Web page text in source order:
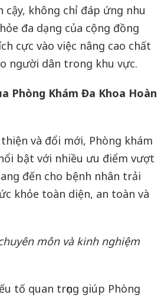
cậy, không chỉ đáp ứng nhu
đa dạng của cộng đồng
cực vào việc nâng cao chất
người dân trong khu vực.
Phòng Khám Đa Khoa Hoàn
và đổi mới, Phòng khám
bật với nhiều ưu điểm vượt
đến cho bệnh nhân trải
khỏe toàn diện, an toàn và
môn và kinh nghiệm
tố quan trọng giúp Phòng